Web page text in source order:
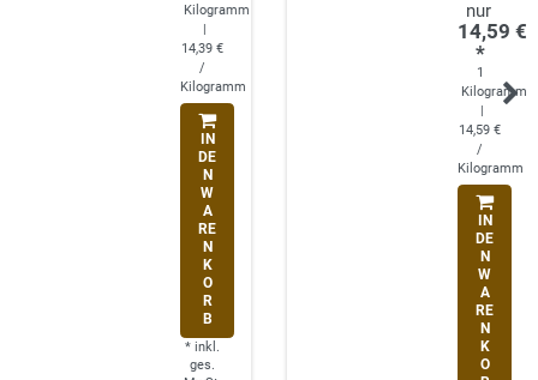
Kilogramm
|
14,39 €
/
Kilogramm
IN
DE
N
W
A
RE
N
K
O
R
B
* inkl.
ges.
14,59 €
*
1
Kilogramm
|
14,59 €
/
Kilogramm
IN
DE
N
W
A
RE
N
K
O